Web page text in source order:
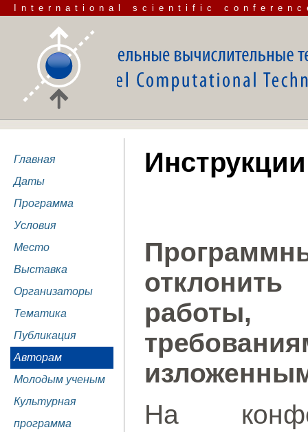
International scientific
Главная
Даты
Программа
Условия
Место
Выставка
Организаторы
Тематика
Публикация
Авторам
Молодым ученым
Культурная
программа
работы,
На